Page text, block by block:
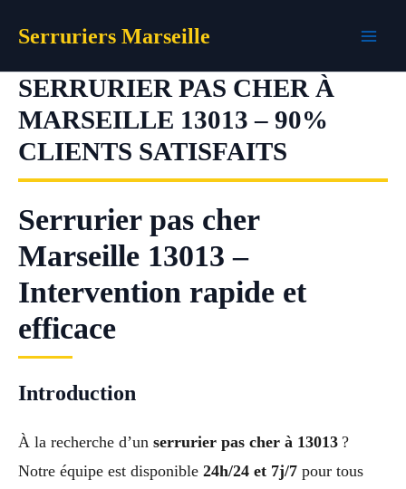
Serruriers Marseille
SERRURIER PAS CHER À
MARSEILLE 13013 – 90%
CLIENTS SATISFAITS
Serrurier pas cher
Marseille 13013 –
Intervention rapide et
efficace
Introduction
À la recherche d’un serrurier pas cher à 13013 ?
Notre équipe est disponible 24h/24 et 7j/7 pour tous